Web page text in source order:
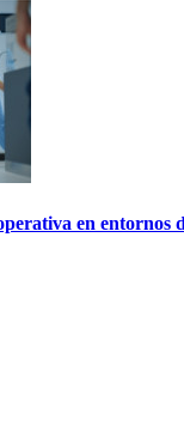
en entornos